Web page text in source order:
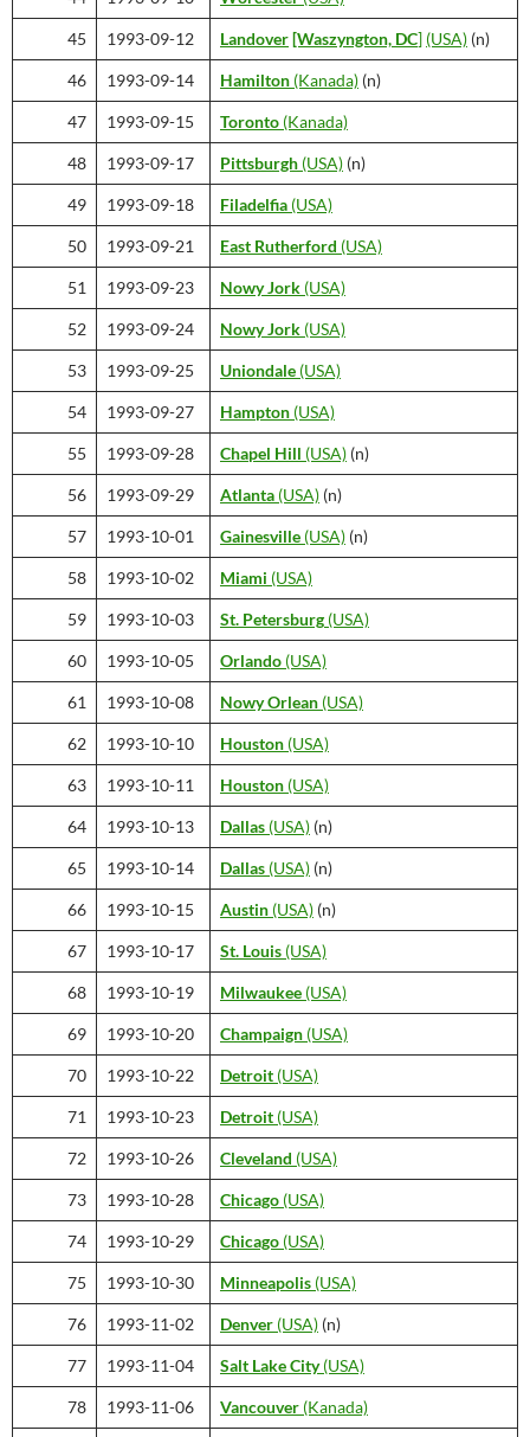
45 1993-09-12 Landover[Waszyngton, DC] (USA) (n)
46 1993-09-14 Hamilton (Kanada) (n)
47 1993-09-15 Toronto (Kanada)
48 1993-09-17 Pittsburgh (USA) (n)
49 1993-09-18 Filadelfia (USA)
50 1993-09-21 East Rutherford (USA)
51 1993-09-23 Nowy Jork (USA)
52 1993-09-24 Nowy Jork (USA)
53 1993-09-25 Uniondale (USA)
54 1993-09-27 Hampton (USA)
55 1993-09-28 Chapel Hill (USA) (n)
56 1993-09-29 Atlanta (USA) (n)
57 1993-10-01 Gainesville (USA) (n)
58 1993-10-02 Miami (USA)
59 1993-10-03 St. Petersburg (USA)
60 1993-10-05 Orlando (USA)
61 1993-10-08 Nowy Orlean (USA)
62 1993-10-10 Houston (USA)
63 1993-10-11 Houston (USA)
64 1993-10-13 Dallas (USA) (n)
65 1993-10-14 Dallas (USA) (n)
66 1993-10-15 Austin (USA) (n)
67 1993-10-17 St. Louis (USA)
68 1993-10-19 Milwaukee (USA)
69 1993-10-20 Champaign (USA)
70 1993-10-22 Detroit (USA)
71 1993-10-23 Detroit (USA)
72 1993-10-26 Cleveland (USA)
73 1993-10-28 Chicago (USA)
74 1993-10-29 Chicago (USA)
75 1993-10-30 Minneapolis (USA)
76 1993-11-02 Denver (USA) (n)
77 1993-11-04 Salt Lake City(USA)
78 1993-11-06 Vancouver (Kanada)